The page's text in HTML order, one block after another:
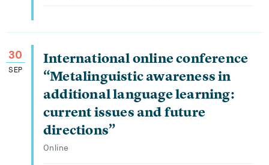
30
SEP
International online conference
“Metalinguistic awareness in
additional language learning:
current issues and future
directions”
Online